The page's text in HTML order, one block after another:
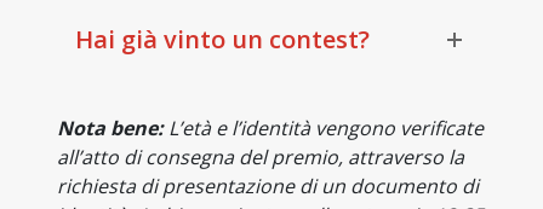
Hai già vinto un contest?
Nota bene:L’età e l’identità vengono verificate
all’atto di consegna del premio, attraverso la
richiesta di presentazione di un documento di